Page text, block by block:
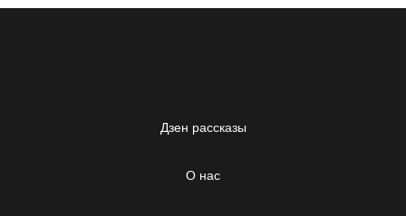
Дзен рассказы
О нас